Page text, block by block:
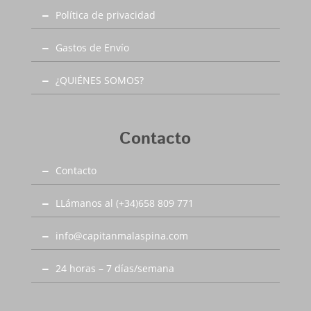
Política de privacidad
Gastos de Envío
¿QUIÉNES SOMOS?
Contacto
Contacto
LLámanos al (+34)658 809 771
info@capitanmalaspina.com
24 horas – 7 días/semana